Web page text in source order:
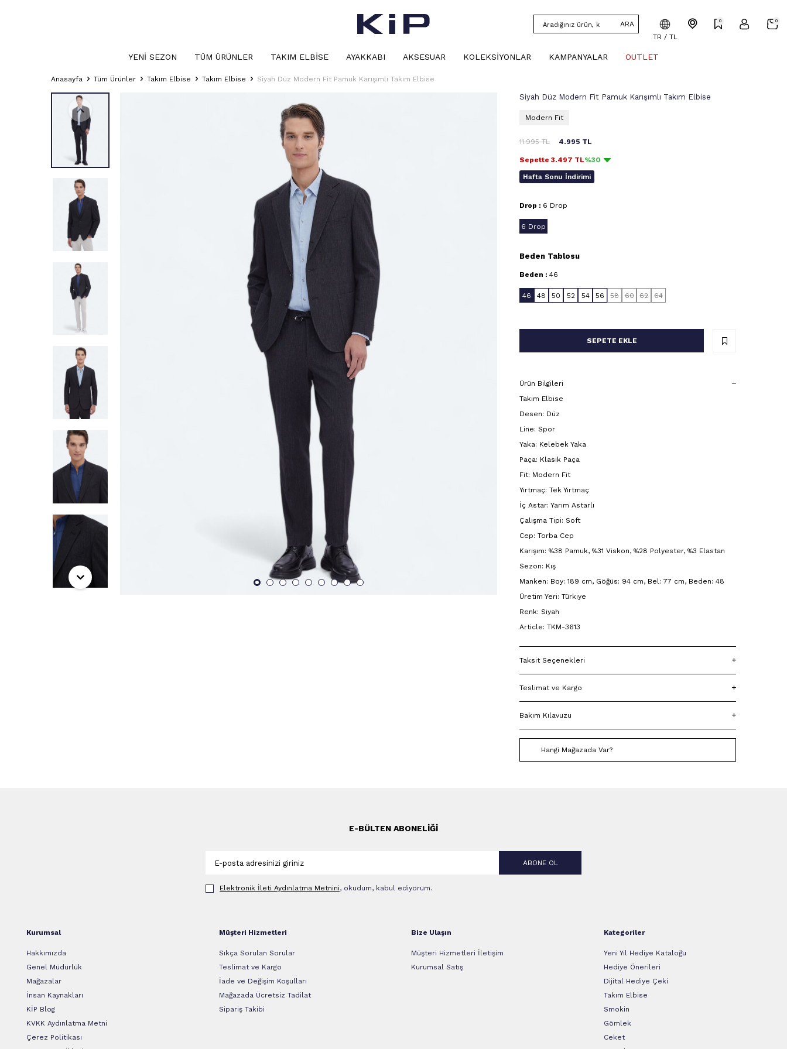
ARA
TR / TL
0 0
YENI SEZON TÜM ÜRÜNLER TAKIM ELBISE AYAKKABI AKSESUAR KOLEKSIYONLAR KAMPANYALAR OUTLET
Anasayfa Tüm Ürünler Takım Elbise Takım Elbise Siyah Düz Modern Fit Pamuk Karışımlı Takım Elbise
Siyah Düz Modern Fit Pamuk Karışımlı Takım Elbise
Modern Fit
11.995TL 4.995 TL
Sepette 3.497 TL%30
Hafta Sonu İndirimi
Drop : 6 Drop
6 Drop
Beden Tablosu
Beden : 46
46 48 50 52 54 56 58 60 62 64
SEPETE EKLE
Ürün Bilgileri
Takım Elbise
Desen: Düz
Line: Spor
Yaka: Kelebek Yaka
Paça: Klasik Paça
Fit: Modern Fit
Yırtmaç: Tek Yırtmaç
İç Astar: Yarım Astarlı
Çalışma Tipi: Soft
Cep: Torba Cep
Karışım: %38 Pamuk, %31 Viskon, %28 Polyester, %3 Elastan
Sezon: Kış
Manken: Boy: 189 cm, Göğüs: 94 cm, Bel: 77 cm, Beden: 48
Üretim Yeri: Türkiye
Renk: Siyah
Article: TKM-3613
Taksit Seçenekleri
Teslimat ve Kargo
Bakım Kılavuzu
Hangi Mağazada Var?
E-BÜLTEN ABONELIĞI
ABONE OL
Elektronik İleti Aydınlatma Metni‌ni, okudum, kabul ediyorum.
Kurumsal
Hakkımızda
Genel Müdürlük
Mağazalar
İnsan Kaynakları
KİP Blog
KVKK Aydınlatma Metni
Çerez Politikası
Müşteri Hizmetleri
Sıkça Sorulan Sorular
Teslimat ve Kargo
İade ve Değişim Koşulları
Mağazada Ücretsiz Tadilat
Sipariş Takibi
Bize Ulaşın
Müşteri Hizmetleri İletişim
Kurumsal Satış
Kategoriler
Yeni Yıl Hediye Kataloğu
Hediye Önerileri
Dijital Hediye Çeki
Takım Elbise
Smokin
Gömlek
Ceket